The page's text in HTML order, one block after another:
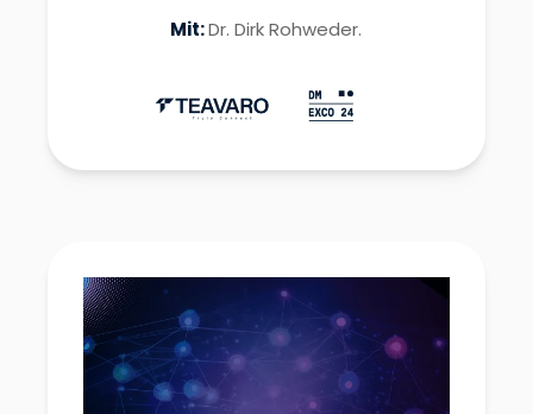
Mit:Dr. Dirk Rohweder.